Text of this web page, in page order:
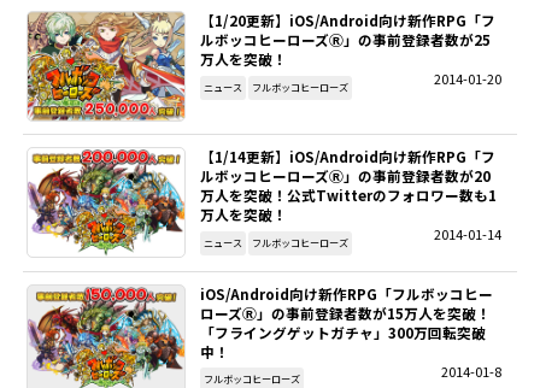
【1/20更新】iOS/Android向け新作RPG「フ
ルボッコヒーローズⓇ」の事前登録者数が25
万人を突破！
2014-01-20
ニュース フルボッコヒーローズ
【1/14更新】iOS/Android向け新作RPG「フ
ルボッコヒーローズⓇ」の事前登録者数が20
万人を突破！公式Twitterのフォロワー数も1
万人を突破！
2014-01-14
ニュース フルボッコヒーローズ
iOS/Android向け新作RPG「フルボッコヒー
ローズⓇ」の事前登録者数が15万人を突破！
「フライングゲットガチャ」300万回転突破
中！
2014-01-8
フルボッコヒーローズ